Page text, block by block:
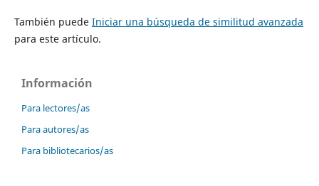
También puede Iniciar una búsqueda de similitud avanzada
para este artículo.
Información
Para lectores/as
Para autores/as
Para bibliotecarios/as